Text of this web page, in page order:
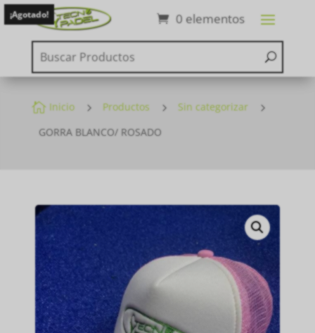
0 elementos
¡Agotado!
 Inicio 5 Productos 5 Sin categorizar 5
GORRA BLANCO/ ROSADO